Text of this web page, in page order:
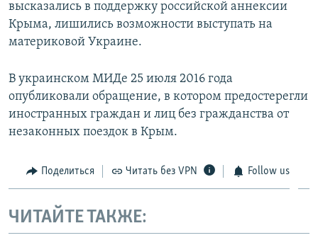
высказались в поддержку российской аннексии
Крыма, лишились возможности выступать на
материковой Украине.
В украинском МИДе 25 июля 2016 года
опубликовали обращение, в котором предостерегли
иностранных граждан и лиц без гражданства от
незаконных поездок в Крым.
Поделиться Читать без VPN Follow us
ЧИТАЙТЕ ТАКЖЕ: